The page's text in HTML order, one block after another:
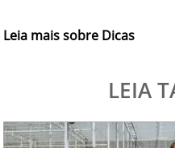
Leia mais sobre Dicas
LEIA